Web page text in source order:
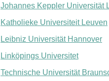
Johannes Keppler Universität
Katholieke Universiteit Leuven
Leibniz Universität Hannover
Linköpings Universitet
Technische Universität